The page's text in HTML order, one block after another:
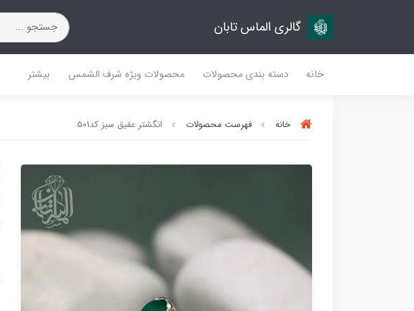
گالری الماس تابان
خانه دسته بندی محصولات محصولات ویژه شرف الشمس بیشتر
خانه فهرست محصولات انگشتر عقیق سبز کد501